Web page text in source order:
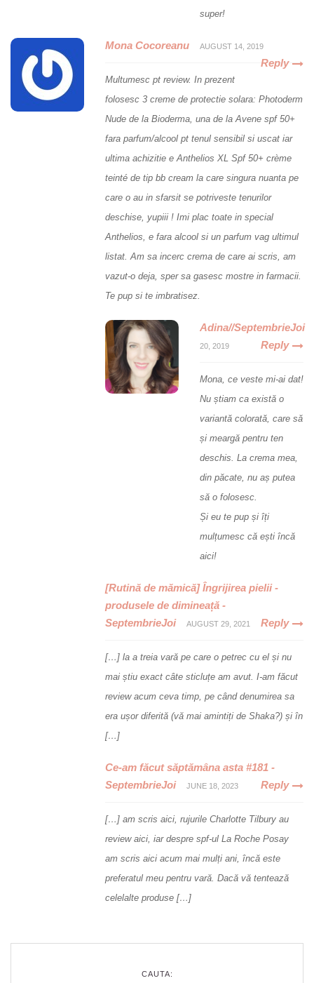
super!
Mona Cocoreanu AUGUST 14, 2019
Reply
Multumesc pt review. In prezent
folosesc 3 creme de protectie solara: Photoderm
Nude de la Bioderma, una de la Avene spf 50+
fara parfum/alcool pt tenul sensibil si uscat iar
ultima achizitie e Anthelios XL Spf 50+ crème
teinté de tip bb cream la care singura nuanta pe
care o au in sfarsit se potriveste tenurilor
deschise, yupiii ! Imi plac toate in special
Anthelios, e fara alcool si un parfum vag ultimul
listat. Am sa incerc crema de care ai scris, am
vazut-o deja, sper sa gasesc mostre in farmacii.
Te pup si te imbratisez.
Adina//SeptembrieJoi
20, 2019 Reply
Mona, ce veste mi-ai dat!
Nu știam ca există o
variantă colorată, care să
și meargă pentru ten
deschis. La crema mea,
din păcate, nu aș putea
să o folosesc.
Și eu te pup și îți
mulțumesc că ești încă
aici!
[Rutină de mămică] Îngrijirea pielii -
produsele de dimineață -
SeptembrieJoi
AUGUST 29, 2021 Reply
[…] la a treia vară pe care o petrec cu el și nu
mai știu exact câte sticluțe am avut. I-am făcut
review acum ceva timp, pe când denumirea sa
era ușor diferită (vă mai amintiți de Shaka?) și în
[…]
Ce-am făcut săptămâna asta #181 -
SeptembrieJoi
JUNE 18, 2023 Reply
[…] am scris aici, rujurile Charlotte Tilbury au
review aici, iar despre spf-ul La Roche Posay
am scris aici acum mai mulți ani, încă este
preferatul meu pentru vară. Dacă vă tentează
celelalte produse […]
CAUTA: